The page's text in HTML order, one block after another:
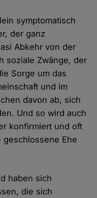
symptomatisch
der ganz
Abkehr von der
soziale Zwänge, der
Sorge um das
und im
davon ab, sich
Und so wird auch
konfirmiert und oft
Ehe
haben sich
die sich